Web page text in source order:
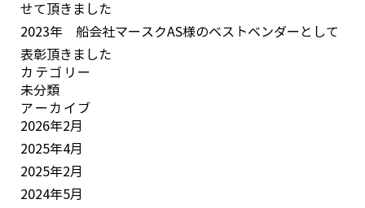
せて頂きました
2023年 船会社マースクAS様のベストベンダーとして
表彰頂きました
カテゴリー
未分類
アーカイブ
2026年2月
2025年4月
2025年2月
2024年5月